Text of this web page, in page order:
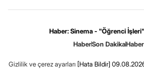
Haber: Sinema - "Öğrenci
HaberSon Dakika
Gizlilik ve çerez ayarları [Hata Bildir]